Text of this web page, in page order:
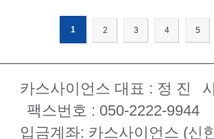
1 2 3 4 5
카스사이언스 대표 : 정 진
팩스번호 : 050-2222-9944
입금계좌: 카스사이언스 (신